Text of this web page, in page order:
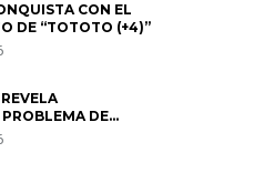
CON EL
DE “TOTOTO (+4)”
DE
SEPARARSE DE
UN